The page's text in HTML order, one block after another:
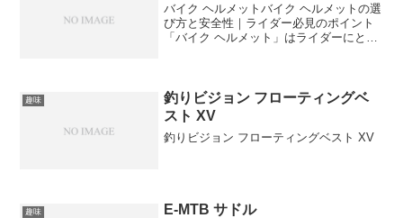
バイク ヘルメットバイク ヘルメットの選
び方と安全性｜ライダー必見のポイント
「バイク ヘルメット」はライダーにとっ
イク ヘルメ...
趣味
釣りビジョン フローティングベ
スト XV
釣りビジョン フローティングベスト XV
趣味 E-MTB サドル